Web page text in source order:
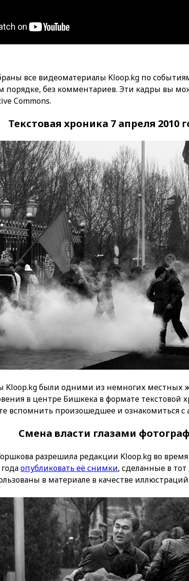
все видеоматериалы Kloop.kg по
порядке, без комментариев. Эти кадры вы
Commons.
Текстовая хроника 7 апреля 2010
Kloop.kg были одними из немногих местных
в центре Бишкека в формате текстовой
вспомнить произошедшее и ознакомиться с
Смена власти глазами
разрешила редакции Kloop.kg во
опубликовать её снимки, сделанные в
в материале в качестве иллюстраций.